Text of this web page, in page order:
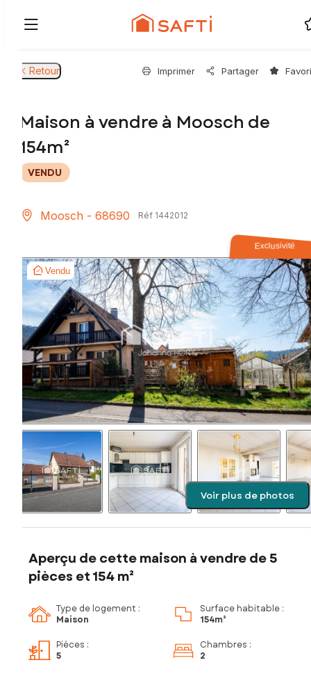
Retour Imprimer Partager
Maison à vendre à Moosch de
154m²
VENDU
Moosch - 68690 Réf 1442012
Exclusivité
Vendu
Voir plus de photos
Aperçu de cette maison à vendre de 5
pièces et 154 m²
Type de logement :
Maison
Surface habitable :
154m²
Pièces :
5
Chambres :
2